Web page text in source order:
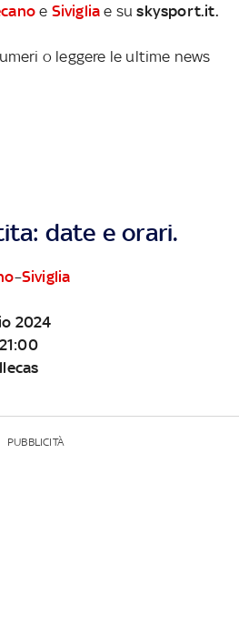
e Siviglia e suskysport.it.
o leggere le ultime news
date e orari.
–Siviglia
2024
21:00
PUBBLICITÀ